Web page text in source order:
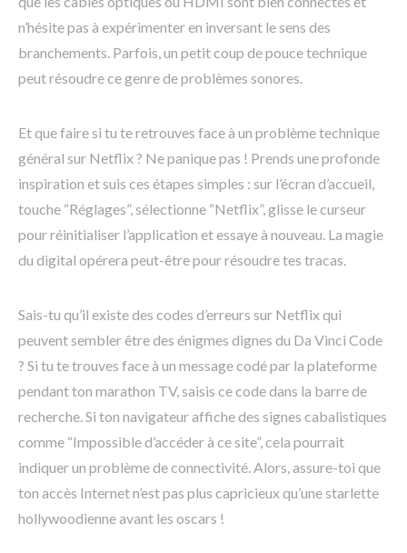
n’hésite pas à expérimenter en inversant le sens des
branchements. Parfois, un petit coup de pouce technique
peut résoudre ce genre de problèmes sonores.
Et que faire si tu te retrouves face à un problème technique
général sur Netflix ? Ne panique pas ! Prends une profonde
inspiration et suis ces étapes simples : sur l’écran d’accueil,
touche “Réglages”, sélectionne “Netflix”, glisse le curseur
pour réinitialiser l’application et essaye à nouveau. La magie
du digital opérera peut-être pour résoudre tes tracas.
Sais-tu qu’il existe des codes d’erreurs sur Netflix qui
peuvent sembler être des énigmes dignes du Da Vinci Code
? Si tu te trouves face à un message codé par la plateforme
pendant ton marathon TV, saisis ce code dans la barre de
recherche. Si ton navigateur affiche des signes cabalistiques
comme “Impossible d’accéder à ce site”, cela pourrait
indiquer un problème de connectivité. Alors, assure-toi que
ton accès Internet n’est pas plus capricieux qu’une starlette
hollywoodienne avant les oscars !